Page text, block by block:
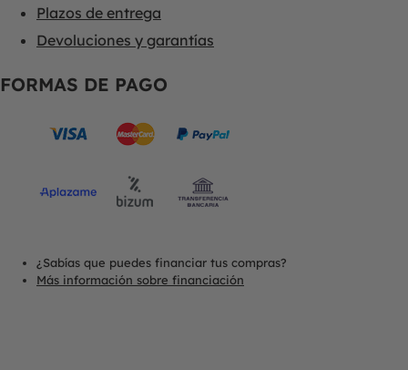
Plazos de entrega
Devoluciones y garantías
FORMAS DE PAGO
¿Sabías que puedes financiar tus compras?
Más información sobre financiación